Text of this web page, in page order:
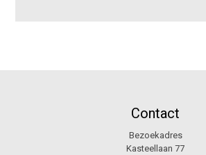
Contact
Bezoekadres
Kasteellaan 77